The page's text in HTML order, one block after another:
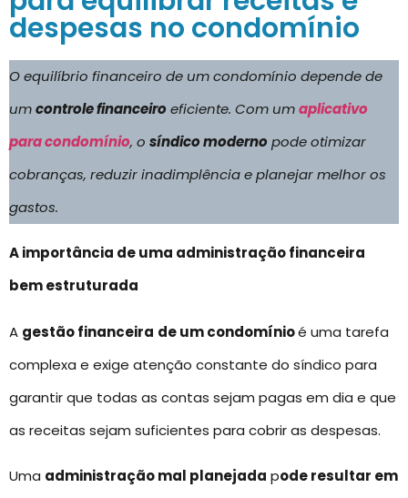
despesas no condomínio
O equilíbrio financeiro de um condomínio depende de
umcontrole financeiroeficiente. Com umaplicativo
para condomínio, o síndico modernopode otimizar
cobranças, reduzir inadimplência e planejar melhor os
gastos.
A importância de uma administração financeira
bem estruturada
A gestão financeira de um condomínioé uma tarefa
complexa e exige atenção constante do síndico para
garantir que todas as contas sejam pagas em dia e que
as receitas sejam suficientes para cobrir as despesas.
Uma administração mal planejada pode resultar em